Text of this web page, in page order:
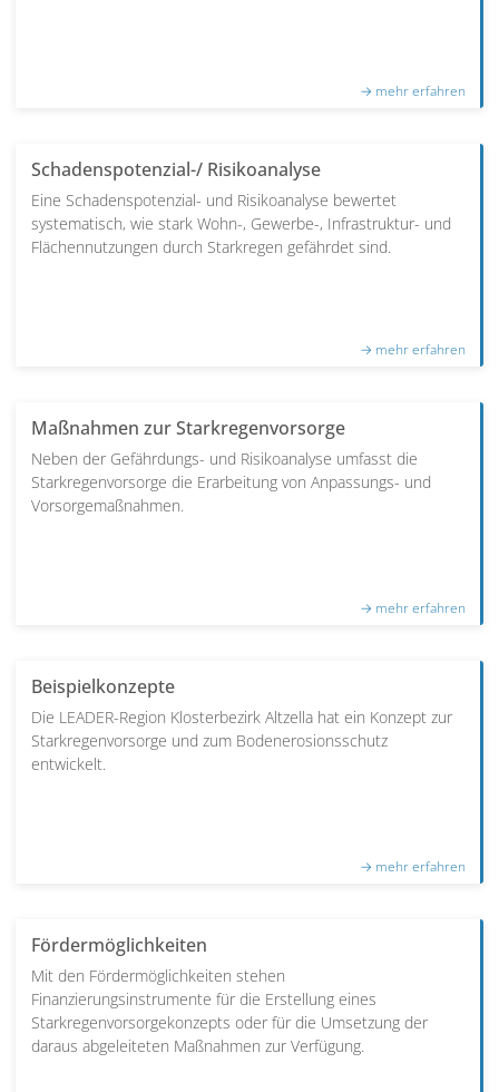
Schadenspotenzial-/ Risikoanalyse
Eine Schadenspotenzial- und Risikoanalyse bewertet
systematisch, wie stark Wohn-, Gewerbe-, Infrastruktur- und
Flächennutzungen durch Starkregen gefährdet sind.
Maßnahmen zur Starkregenvorsorge
Neben der Gefährdungs- und Risikoanalyse umfasst die
Starkregenvorsorge die Erarbeitung von Anpassungs- und
Vorsorgemaßnahmen.
Beispielkonzepte
Die LEADER-Region Klosterbezirk Altzella hat ein Konzept zur
Starkregenvorsorge und zum Bodenerosionsschutz
entwickelt.
Fördermöglichkeiten
Mit den Fördermöglichkeiten stehen
Finanzierungsinstrumente für die Erstellung eines
Starkregenvorsorgekonzepts oder für die Umsetzung der
daraus abgeleiteten Maßnahmen zur Verfügung.